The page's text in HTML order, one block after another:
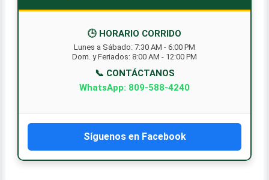
🕒 HORARIO CORRIDO
Lunes a Sábado: 7:30 AM - 6:00 PM
Dom. y Feriados: 8:00 AM - 12:00 PM
📞 CONTÁCTANOS
WhatsApp: 809-588-4240
Síguenos en Facebook